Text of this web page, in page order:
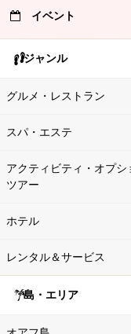
イベント
ジャンル
グルメ・レストラン
スパ・エステ
アクティビティ・オプシ
ツアー
ホテル
レンタル＆サービス
島・エリア